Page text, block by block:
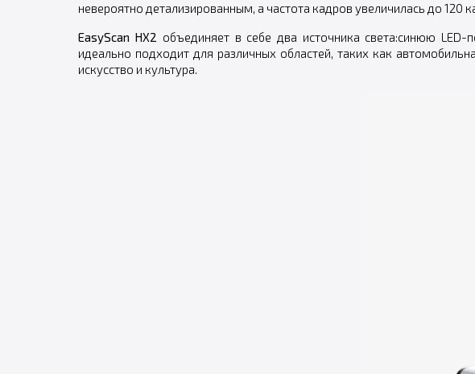
невероятно детализированным, а частота кадров увеличилась до 120
EasyScan HX2 объединяет в себе два источника света:синюю LED-
идеально подходит для различных областей, таких как
искусство и культура.